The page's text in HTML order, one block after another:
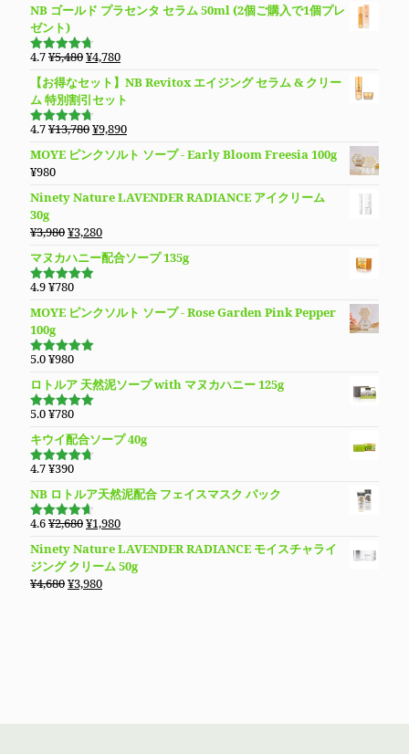
¥5,480
し
た。
は
す。
NB ゴールド プラセンタ セラム 50ml (2個ご購入で1個プレ
ゼント)
5段階で
価
4.7¥5,480元
価
格
は
で
た。
¥4,780現
の
価
格
¥4,780
す。
【お得なセット】NB Revitox エイジング セラム & クリー
ム 特別割引セット
5段階で
価
4.7¥13,780元
価
は
で
し
た。
¥9,890現
の
格
で
す。
MOYE ピンクソルト ソープ - Early Bloom Freesia 100g
¥980
Ninety Nature LAVENDER RADIANCE アイクリーム
30g
¥3,980元
価
格
¥3,980
で
し
¥3,280現
在
の
は
マヌカハニー配合ソープ 135g
5段階で
価
4.9¥780
MOYE ピンクソルト ソープ - Rose Garden Pink Pepper
100g
5段階で
5.0¥980
ロトルア 天然泥ソープ with マヌカハニー 125g
5段階で
5.0¥780
キウイ配合ソープ 40g
5段階で
価
4.7¥390
NB ロトルア天然泥配合 フェイスマスク パック
5段階で
価
4.6¥2,680元
価
格
は
¥1,980現
の
価
Ninety Nature LAVENDER RADIANCE モイスチャライ
ジング クリーム 50g
¥4,680元
¥3,980現